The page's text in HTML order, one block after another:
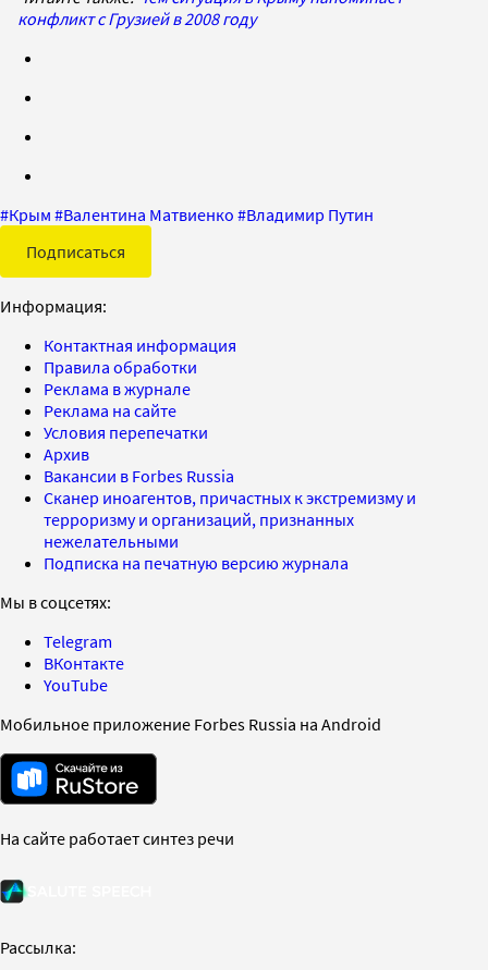
конфликт с Грузией в 2008 году
#Крым #Валентина Матвиенко #Владимир Путин
Подписаться
Информация:
Контактная информация
Правила обработки
Реклама в журнале
Реклама на сайте
Условия перепечатки
Архив
Вакансии в Forbes Russia
Сканер иноагентов, причастных к экстремизму и
терроризму и организаций, признанных
нежелательными
Подписка на печатную версию журнала
Мы в соцсетях:
Telegram
ВКонтакте
YouTube
Мобильное приложение Forbes Russia на Android
На сайте работает синтез речи
Рассылка: